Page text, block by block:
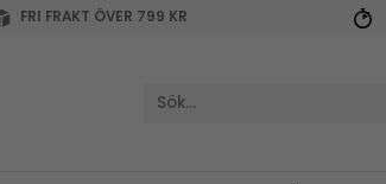
FRI FRAKT ÖVER 799 KR
Sök